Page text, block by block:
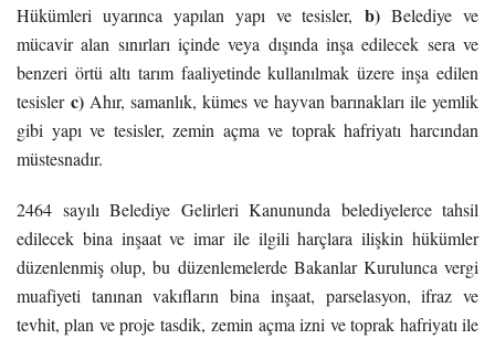
Hükümleri uyarınca yapılan yapı ve tesisler,b) Belediye ve
mücavir alan sınırları içinde veya dışında inşa edilecek sera ve
benzeri örtü altı tarım faaliyetinde kullanılmak üzere inşa edilen
tesisler c) Ahır, samanlık, kümes ve hayvan barınakları ile yemlik
gibi yapı ve tesisler, zemin açma ve toprak hafriyatı harcından
müstesnadır.
2464 sayılı Belediye Gelirleri Kanununda belediyelerce tahsil
edilecek bina inşaat ve imar ile ilgili harçlara ilişkin hükümler
düzenlenmiş olup, bu düzenlemelerde Bakanlar Kurulunca vergi
muafiyeti tanınan vakıfların bina inşaat, parselasyon, ifraz ve
tevhit, plan ve proje tasdik,zemin açma izni ve toprak hafriyatı ile